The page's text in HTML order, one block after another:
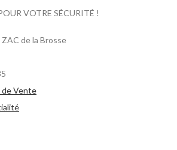
VOTRE SÉCURITÉ !
ZAC de la Brosse
de Vente